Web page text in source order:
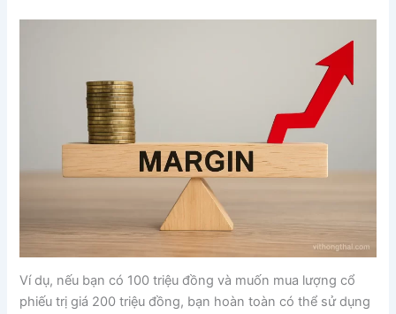
Ví dụ, nếu bạn có 100 triệu đồng và muốn mua lượng cổ
phiếu trị giá 200 triệu đồng, bạn hoàn toàn có thể sử dụng